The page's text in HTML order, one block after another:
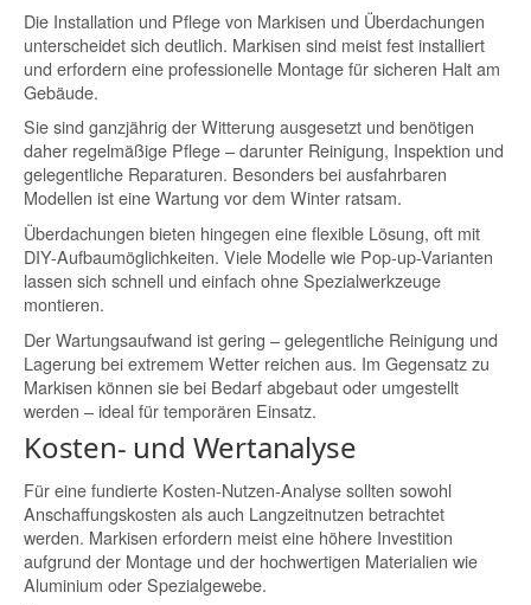
Die Installation und Pflege von Markisen und Überdachungen
unterscheidet sich deutlich. Markisen sind meist fest installiert
und erfordern eine professionelle Montage für sicheren Halt am
Gebäude.
Sie sind ganzjährig der Witterung ausgesetzt und benötigen
daher regelmäßige Pflege – darunter Reinigung, Inspektion und
gelegentliche Reparaturen. Besonders bei ausfahrbaren
Modellen ist eine Wartung vor dem Winter ratsam.
Überdachungen bieten hingegen eine flexible Lösung, oft mit
DIY-Aufbaumöglichkeiten. Viele Modelle wie Pop-up-Varianten
lassen sich schnell und einfach ohne Spezialwerkzeuge
montieren.
Der Wartungsaufwand ist gering – gelegentliche Reinigung und
Lagerung bei extremem Wetter reichen aus. Im Gegensatz zu
Markisen können sie bei Bedarf abgebaut oder umgestellt
werden – ideal für temporären Einsatz.
Kosten- und Wertanalyse
Für eine fundierte Kosten-Nutzen-Analyse sollten sowohl
Anschaffungskosten als auch Langzeitnutzen betrachtet
werden. Markisen erfordern meist eine höhere Investition
aufgrund der Montage und der hochwertigen Materialien wie
Aluminium oder Spezialgewebe.